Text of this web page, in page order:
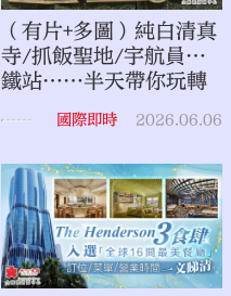
（有片+多圖）純白清真
寺/抓飯聖地/宇航員地
鐵站……半天帶你玩轉
塔什干！
國際即時 2026.06.06